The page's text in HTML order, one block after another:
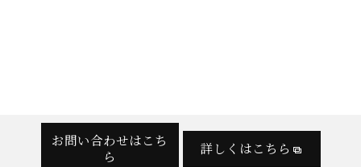
お問い合わせはこち
ら
詳しくはこちら